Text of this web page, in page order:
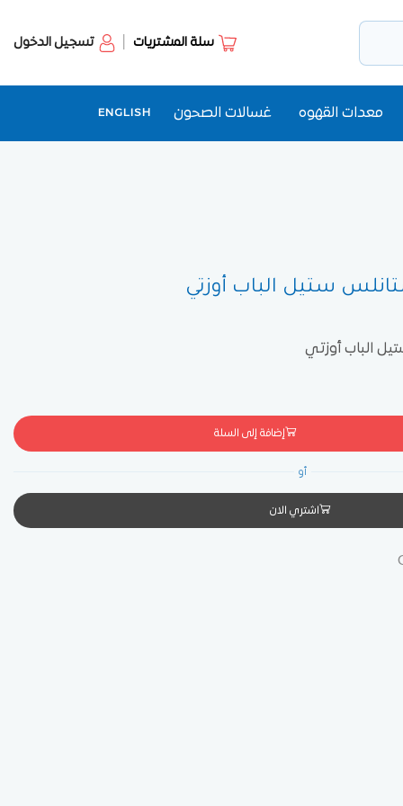
سلة المشتريات تسجيل الدخول
معدات القهوه غسالات الصحون ENGLISH
إضافة إلى السلة
أو
اشتري الان